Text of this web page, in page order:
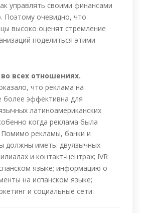
управлять своими финансами
Поэтому очевидно, что
высоко оценят стремление
поделиться этими
всех отношениях.
что реклама на
более эффективна для
латиноамериканских
когда реклама была
рекламы, банки и
должны иметь: двуязычных
и контакт-центрах; IVR
языке; информацию о
на испанском языке;
и социальные сети.